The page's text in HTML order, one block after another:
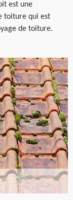
est une
toiture qui est
de toiture.